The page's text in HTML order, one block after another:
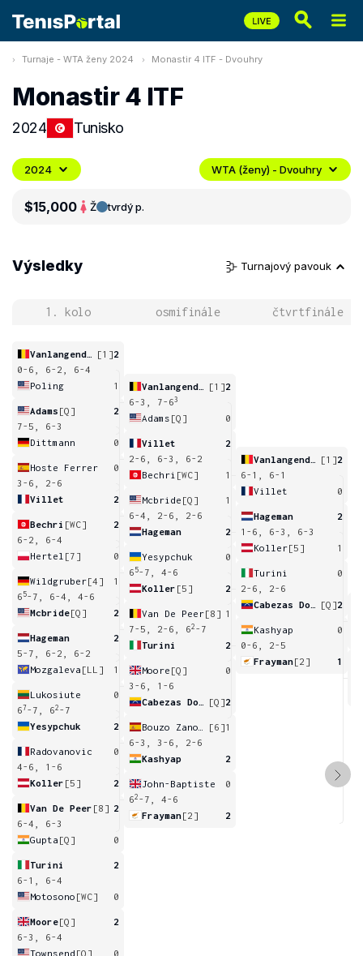
Turnaje - WTA ženy 2024 Monastir 4 ITF - Dvouhry
Monastir 4 ITF
2024 Tunisko
2024 WTA (ženy) - Dvouhry
$15,000 Ž tvrdý p.
Výsledky Turnajový pavouk
1. kolo osmifinále čtvrtfinále
[1]2
0-6, 6-2, 6-4
Poling
1
Adams [Q]
2
7-5, 6-3
Dittmann
0
Hoste Ferrer
0
3-6, 2-6
Villet
2
Bechri [WC]
2
6-2, 6-4
Hertel [7] 0
Wildgruber[4]
1
6 5-7, 6-4, 4-6
Mcbride[Q] 2
Hageman
2
5-7, 6-2, 6-2
Mozgaleva [LL] 1
Lukosiute
0
67-7, 62 -7
Yesypchuk
2
Radovanovic
0
4-6, 1-6
Koller [5] 2
Van De Peer [8] 2
6-4, 6-3
Gupta [Q] 0
Turini
2
6-1, 6-4
Motosono [WC] 0
Moore[Q]
2
6-3, 6-4
Townsend [Q] 0
[1]2
6-3, 7-63
Adams [Q] 0
Villet
2
2-6, 6-3, 6-2
Bechri [WC] 1
Mcbride [Q]
1
6-4, 2-6, 2-6
Hageman
2
Yesypchuk
0
6 5-7, 4-6
Koller [5] 2
Van De Peer[8] 1
7-5, 2-6, 62 -7
Turini
2
Moore [Q]
0
3-6, 1-6
[Q]2
[6]1
6-3, 3-6, 2-6
Kashyap
2
John-Baptiste
0
62 -7, 4-6
Frayman[2] 2
[1]2
6-1, 6-1
Villet
0
Hageman
2
1-6, 6-3, 6-3
Koller[5] 1
Turini
0
2-6, 2-6
[Q]2
Kashyap
0
0-6, 2-5
Frayman[2] 1